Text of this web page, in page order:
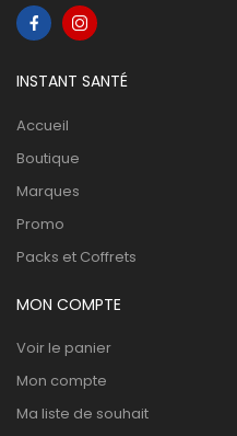
INSTANT SANTÉ
Accueil
Boutique
Marques
Promo
Packs et Coffrets
MON COMPTE
Voir le panier
Mon compte
Ma liste de souhait